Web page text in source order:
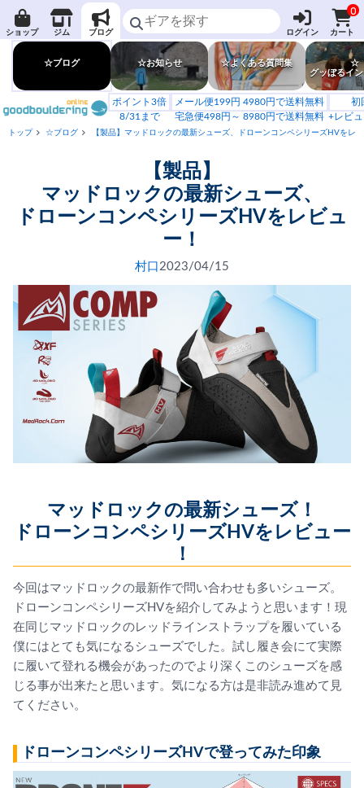
ショップ ジム ブログ ログイン
0
カート
☆ブログ ☆お知らせ ☆よくある質問集
☆
グッぼるイ
ポイント3倍
8/31まで
メール便199円 4980円で送料無料
宅急便498円～ 8980円で送料無料
初
+レビ
トップ ☆ブログ 【製品】マッドロックの最新シューズ、ドローンコンペシリーズHVをレ
【製品】
マッドロックの最新シューズ、
ドローンコンペシリーズHVをレビュ
ー！
村口 2023/04/15
マッドロックの最新シューズ！
ドローンコンペシリーズHVをレビュー
！
今回はマッドロックの最新作で問い合わせも多いシューズ。
ドローンコンペシリーズHVを紹介してみようと思います！現
在同じマッドロックのレッドラインストラップを履いている
僕にはとても気になるシューズでした。試し履き会にて実際
に履いて登れる機会があったのでより深くこのシューズを感
じる事が出来たと思います。気になる方は是非読み進めて見
てください。
ドローンコンペシリーズHVで登ってみた印象